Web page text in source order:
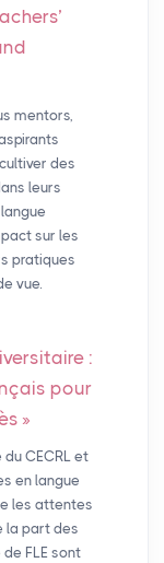
mentors,
des
leurs
sur les
pratiques
vue.
:
pour
»
CECRL et
en langue
les attentes
la part des
FLE sont